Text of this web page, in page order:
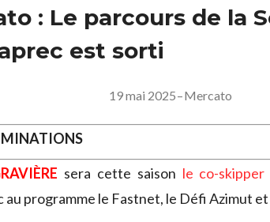
: Le parcours de la
est sorti
19 mai 2025–Mercato
sera cette saison le co-skipper
au programme le Fastnet, le Défi Azimut et